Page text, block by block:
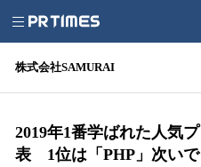
株式会社SAMURAI
2019年1番学ばれた人気
表 1位は「PHP」次い